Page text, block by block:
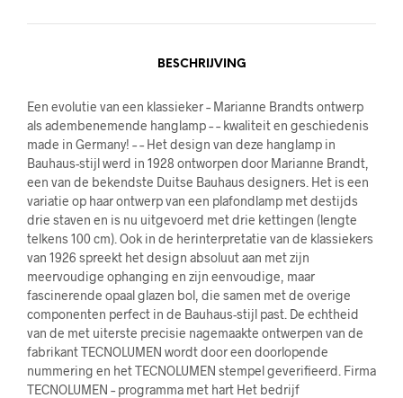
BESCHRIJVING
Een evolutie van een klassieker – Marianne Brandts ontwerp
als adembenemende hanglamp – – kwaliteit en geschiedenis
made in Germany! – – Het design van deze hanglamp in
Bauhaus-stijl werd in 1928 ontworpen door Marianne Brandt,
een van de bekendste Duitse Bauhaus designers. Het is een
variatie op haar ontwerp van een plafondlamp met destijds
drie staven en is nu uitgevoerd met drie kettingen (lengte
telkens 100 cm). Ook in de herinterpretatie van de klassiekers
van 1926 spreekt het design absoluut aan met zijn
meervoudige ophanging en zijn eenvoudige, maar
fascinerende opaal glazen bol, die samen met de overige
componenten perfect in de Bauhaus-stijl past. De echtheid
van de met uiterste precisie nagemaakte ontwerpen van de
fabrikant TECNOLUMEN wordt door een doorlopende
nummering en het TECNOLUMEN stempel geverifieerd. Firma
TECNOLUMEN – programma met hart Het bedrijf